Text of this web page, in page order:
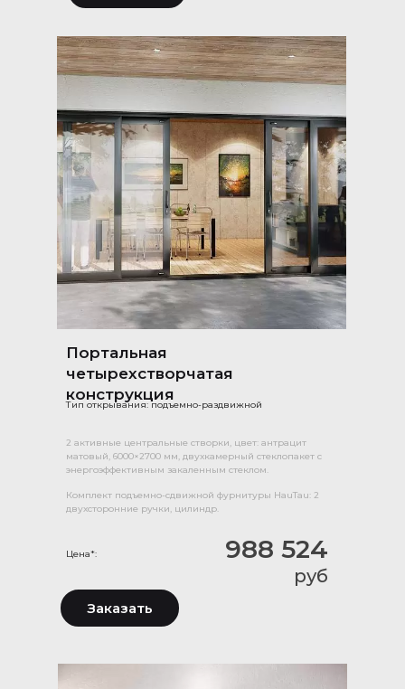
Портальная
четырехстворчатая
конструкция
Тип открывания: подъемно-раздвижной
Цена*:
2 активные центральные створки, цвет: антрацит
матовый, 6000×2700 мм, двухкамерный стеклопакет с
энергоэффективным закаленным стеклом.
Комплект подъемно-сдвижной фурнитуры HauTau: 2
двухсторонние ручки, цилиндр.
988 524
руб
Заказать